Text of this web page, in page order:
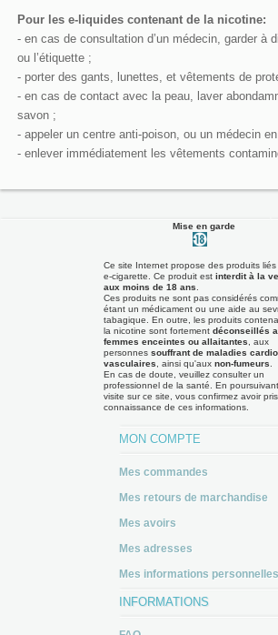
Pour les e-liquides contenant de la nicotine:
- en cas de consultation d’un médecin, garder à
ou l’étiquette ;
- porter des gants, lunettes, et vêtements de
- en cas de contact avec la peau, laver
savon ;
- appeler un centre anti-poison, ou un médecin
- enlever immédiatement les vêtements
Mise en garde
Ce site Internet propose des produits liés
e-cigarette. Ce produit est interdit à la
aux moins de 18 ans
Ces produits ne sont pas considérés
étant un médicament ou une aide au
tabagique. En outre, les produits
la nicotine sont fortement déconseillés
femmes enceintes ou allaitantes , aux
personnes souffrant de maladies
vasculaires , ainsi qu'aux non-fumeurs
En cas de doute, veuillez consulter un
professionnel de la santé. En
visite sur ce site, vous confirmez avoir pris
connaissance de ces informations.
MON COMPTE
Mes commandes
Mes retours de marchandise
Mes avoirs
Mes adresses
Mes informations personnelles
INFORMATIONS